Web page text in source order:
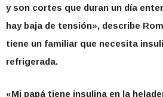
y son cortes que duran un día
hay baja de tensión», describe
tiene un familiar que necesita
refrigerada.
«Mi papá tiene insulina en la